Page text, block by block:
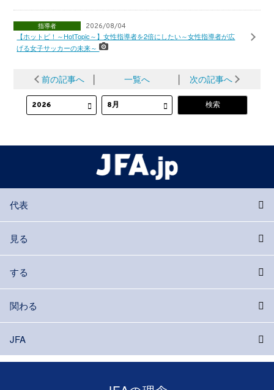
指導者 2026/08/04
【ホットピ！～HotTopic～】女性指導者を2倍にしたい～女性指導者が広
げる女子サッカーの未来～
前の記事へ │ 一覧へ │ 次の記事へ
代表
見る
する
関わる
JFA